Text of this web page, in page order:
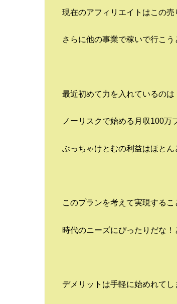
現在のアフィリエイトはこの売
さらに他の事業で稼いで行こう
最近初めて力を入れているのは
ノーリスクで始める月収100万
ぶっちゃけとむの利益はほとん
このプランを考えて実現する
時代のニーズにぴったりだな！
デメリットは手軽に始めれて